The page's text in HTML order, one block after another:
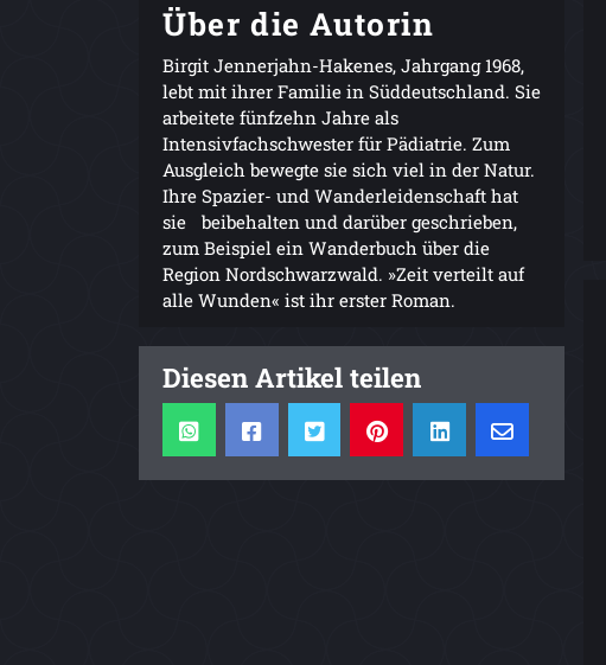
Über die Autorin
Birgit Jennerjahn-Hakenes, Jahrgang 1968,
lebt mit ihrer Familie in Süddeutschland. Sie
arbeitete fünfzehn Jahre als
Intensivfachschwester für Pädiatrie. Zum
Ausgleich bewegte sie sich viel in der Natur.
Ihre Spazier- und Wanderleidenschaft hat
sie beibehalten und darüber geschrieben,
zum Beispiel ein Wanderbuch über die
Region Nordschwarzwald. »Zeit verteilt auf
alle Wunden« ist ihr erster Roman.
Diesen Artikel teilen